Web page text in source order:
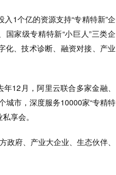
1个亿的资源支持“专精特新”企
国家级专精特新“小巨人”三类企
化、技术诊断、融资对接、产业
12月，阿里云联合多家金融、
城市，深度服务10000家“专精特
享会。
府、产业大企业、生态伙伴、